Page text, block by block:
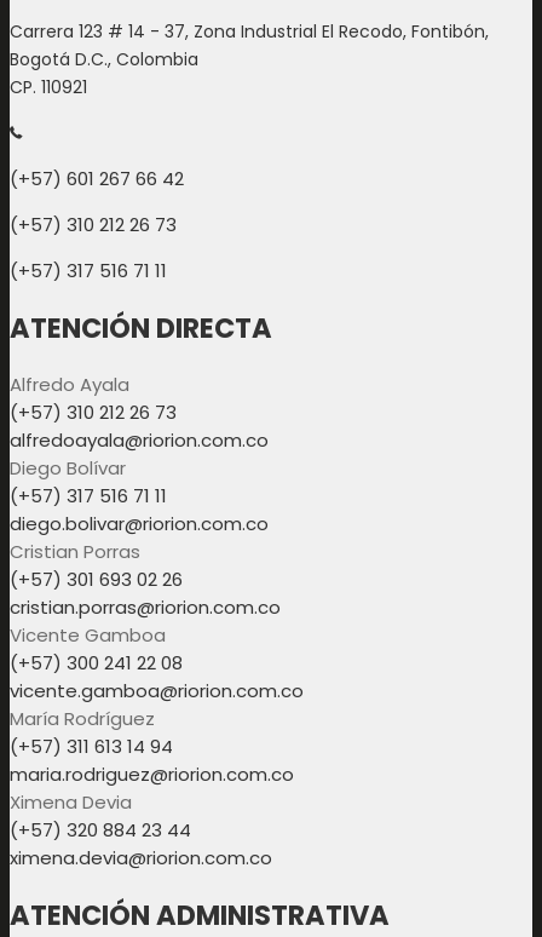
Carrera 123 # 14 - 37, Zona Industrial El Recodo, Fontibón,
Bogotá D.C., Colombia
CP. 110921
(+57) 601 267 66 42
(+57) 310 212 26 73
(+57) 317 516 71 11
ATENCIÓN DIRECTA
Alfredo Ayala
(+57) 310 212 26 73
alfredoayala@riorion.com.co
Diego Bolívar
(+57) 317 516 71 11
diego.bolivar@riorion.com.co
Cristian Porras
(+57) 301 693 02 26
cristian.porras@riorion.com.co
Vicente Gamboa
(+57) 300 241 22 08
vicente.gamboa@riorion.com.co
María Rodríguez
(+57) 311 613 14 94
maria.rodriguez@riorion.com.co
Ximena Devia
(+57) 320 884 23 44
ximena.devia@riorion.com.co
ATENCIÓN ADMINISTRATIVA